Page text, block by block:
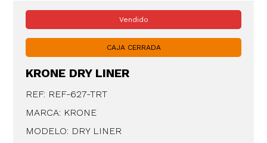
Vendido
CAJA CERRADA
KRONE DRY LINER
REF: REF-627-TRT
MARCA: KRONE
MODELO: DRY LINER